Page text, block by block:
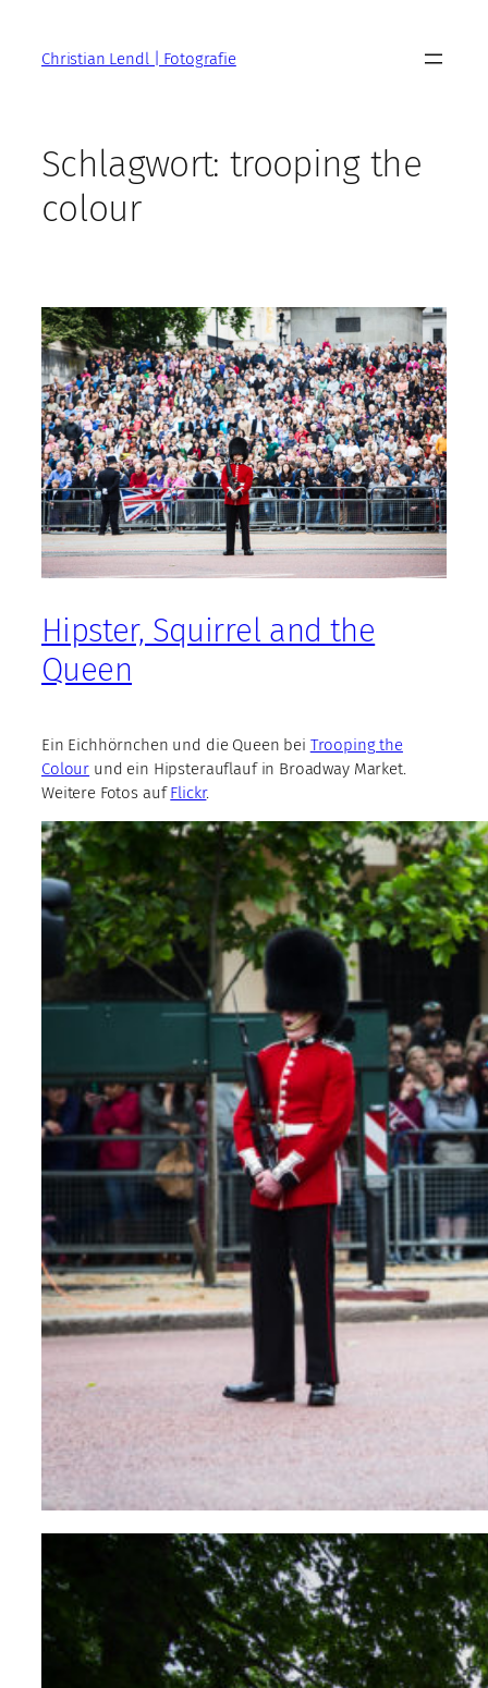
springenChristian Lendl | Fotografie
Schlagwort: trooping the
colour
Hipster, Squirrel and the
Queen
Ein Eichhörnchen und die Queen bei Trooping the
Colour und ein Hipsterauflauf in Broadway Market.
Weitere Fotos aufFlickr.